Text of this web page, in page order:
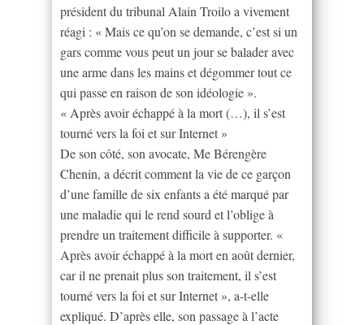
président du tribunal Alain Troilo a vivement
réagi : « Mais ce qu’on se demande, c’est si un
gars comme vous peut un jour se balader avec
une arme dans les mains et dégommer tout ce
qui passe en raison de son idéologie ».
« Après avoir échappé à la mort (…), il s’est
tourné vers la foi et sur Internet »
De son côté, son avocate, Me Bérengère
Chenin, a décrit comment la vie de ce garçon
d’une famille de six enfants a été marqué par
une maladie qui le rend sourd et l’oblige à
prendre un traitement difficile à supporter. «
Après avoir échappé à la mort en août dernier,
car il ne prenait plus son traitement, il s’est
tourné vers la foi et sur Internet », a-t-elle
expliqué. D’après elle, son passage à l’acte